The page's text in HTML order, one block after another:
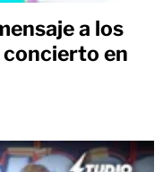
a los
concierto en